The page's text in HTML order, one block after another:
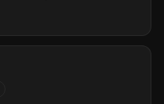
Sesiones DJ de pop y
alternativo y
noche.